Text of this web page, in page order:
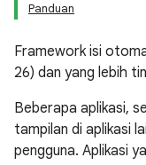
Panduan
Framework isi
26) dan yang lebih
Beberapa aplikasi,
tampilan di aplikasi
pengguna. Aplikasi